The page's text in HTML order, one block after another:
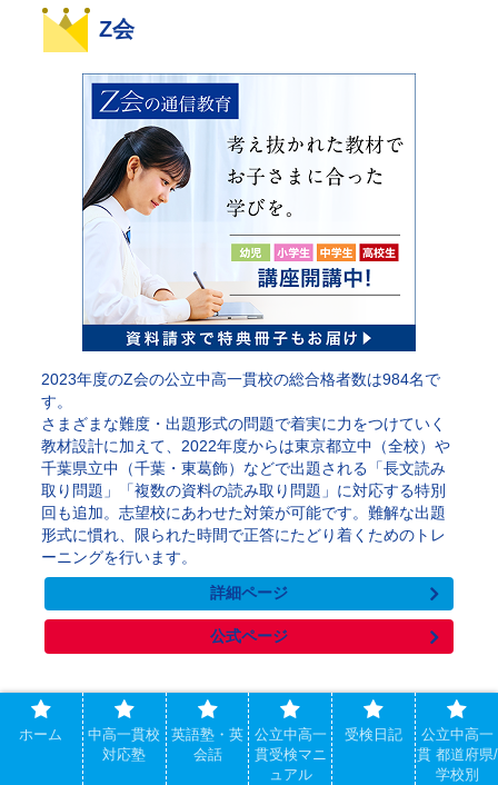
Z会
2023年度のZ会の公立中高一貫校の総合格者数は984名で
す。
さまざまな難度・出題形式の問題で着実に力をつけていく
教材設計に加えて、2022年度からは東京都立中（全校）や
千葉県立中（千葉・東葛飾）などで出題される「長文読み
取り問題」「複数の資料の読み取り問題」に対応する特別
回も追加。志望校にあわせた対策が可能です。難解な出題
形式に慣れ、限られた時間で正答にたどり着くためのトレ
ーニングを行います。
詳細ページ
公式ページ
進研ゼミ
ホーム
中高一貫校
対応塾
英語塾・英
会話
公立中高一
貫受検マニ
ュアル
受検日記
公立中高一
貫 都道府県/
学校別